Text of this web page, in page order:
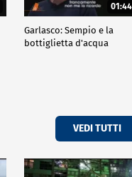
01:44
Garlasco: Sempio e la
bottiglietta d'acqua
VEDI TUTTI